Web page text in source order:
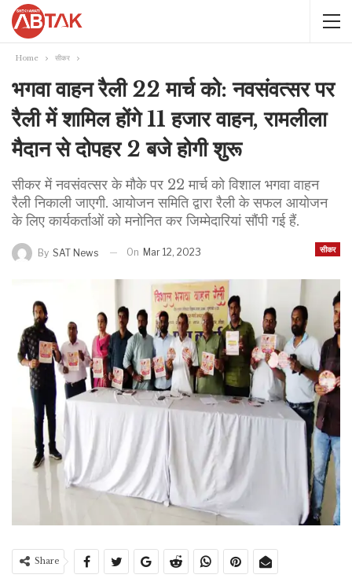
Home सीकर
भगवा वाहन रैली 22 मार्च को: ​​​​​​​नवसंवत्सर पर
रैली में शामिल होंगे 11 हजार वाहन, रामलीला
मैदान से दोपहर 2 बजे होगी शुरू
सीकर में नवसंवत्सर के मौके पर 22 मार्च को विशाल भगवा वाहन
रैली निकाली जाएगी. आयोजन समिति द्वारा रैली के सफल आयोजन
के लिए कार्यकर्ताओं को मनोनित कर जिम्मेदारियां सौंपी गई हैं.
सीकर
By SAT News On Mar 12, 2023
Share